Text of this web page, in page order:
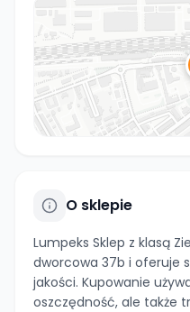
O sklepie
Lumpeks Sklep z klasą
dworcowa 37b i oferuje
jakości. Kupowanie
oszczędność, ale także